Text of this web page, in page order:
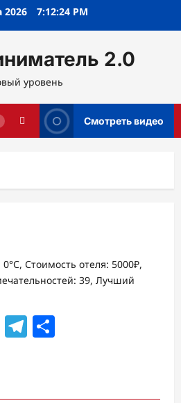
2026 7:12:25 PM
2.0
уровень
Смотреть видео
Стоимость отеля: 5000₽,
39, Лучший
VK Telegram